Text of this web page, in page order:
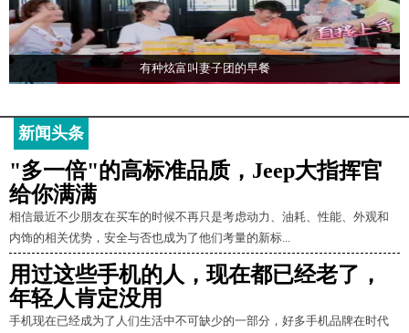
有种炫富叫妻子团的早餐
新闻头条
"多一倍"的高标准品质，Jeep大指挥官
给你满满
相信最近不少朋友在买车的时候不再只是考虑动力、油耗、性能、外观和
内饰的相关优势，安全与否也成为了他们考量的新标...
用过这些手机的人，现在都已经老了，
年轻人肯定没用
手机现在已经成为了人们生活中不可缺少的一部分，好多手机品牌在时代